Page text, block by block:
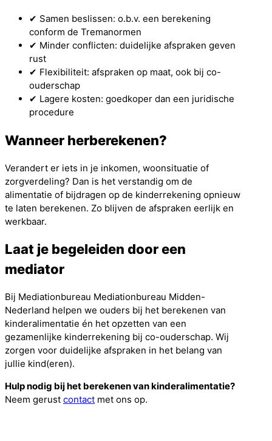
✔ Samen beslissen: o.b.v. een berekening
conform de Tremanormen
✔ Minder conflicten: duidelijke afspraken geven
rust
✔ Flexibiliteit: afspraken op maat, ook bij co-
ouderschap
✔ Lagere kosten: goedkoper dan een juridische
procedure
Wanneer herberekenen?
Verandert er iets in je inkomen, woonsituatie of
zorgverdeling? Dan is het verstandig om de
alimentatie of bijdragen op de kinderrekening opnieuw
te laten berekenen. Zo blijven de afspraken eerlijk en
werkbaar.
Laat je begeleiden door een
mediator
Bij Mediationbureau Mediationbureau Midden-
Nederland helpen we ouders bij het berekenen van
kinderalimentatie én het opzetten van een
gezamenlijke kinderrekening bij co-ouderschap. Wij
zorgen voor duidelijke afspraken in het belang van
jullie kind(eren).
Hulp nodig bij het berekenen van kinderalimentatie?
Neem gerust contact met ons op.